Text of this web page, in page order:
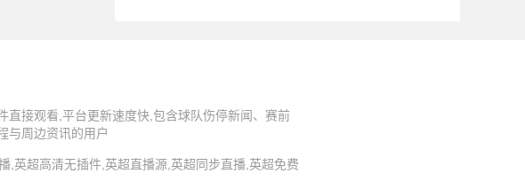
直接观看,平台更新速度快,包含球队伤停新闻、赛前
与周边资讯的用户
英超高清无插件,英超直播源,英超同步直播,英超免费